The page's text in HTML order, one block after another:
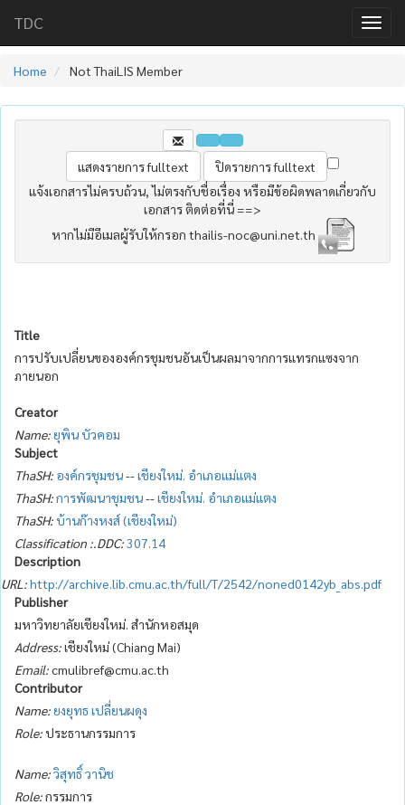
TDC
Home Not ThaiLIS Member
แจ้งเอกสารไม่ครบถ้วน, ไม่ตรงกับชื่อเรื่อง หรือมีข้อผิดพลาดเกี่ยวกับ
เอกสาร ติดต่อที่นี่ ==>
หากไม่มีอีเมลผู้รับให้กรอก thailis-noc@uni.net.th
Title
การปรับเปลี่ยนขององค์กรชุมชนอันเป็นผลมาจากการแทรกแซงจาก
ภายนอก
Creator
Name:ยุพิน บัวคอม
Subject
ThaSH: องค์กรชุมชน--เชียงใหม่. อำเภอแม่แตง
ThaSH:การพัฒนาชุมชน--เชียงใหม่. อำเภอแม่แตง
ThaSH:บ้านก๊างหงส์ (เชียงใหม่)
Classification :.DDC:307.14
Description
URL:http://archive.lib.cmu.ac.th/full/T/2542/noned0142yb_abs.pdf
Publisher
มหาวิทยาลัยเชียงใหม่. สำนักหอสมุด
Address:เชียงใหม่ (Chiang Mai)
Email:cmulibref@cmu.ac.th
Contributor
Name:ยงยุทธ เปลี่ยนผดุง
Role:ประธานกรรมการ
Name:วิสุทธิ์ วานิช
Role:กรรมการ